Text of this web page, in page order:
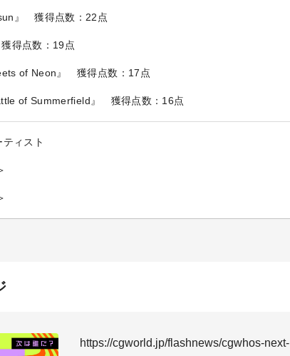
』 獲得点数：22点
得点数：19点
of Neon』 獲得点数：17点
of Summerfield』 獲得点数：16点
ィスト
https://cgworld.jp/flashnews/cgwhos-next-